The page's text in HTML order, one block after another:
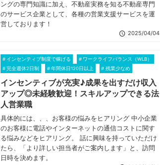
ングの専門知識に加え、不動産実務を知る不動産専門
のサービス企業として、各種の営業支援サービスを運
営しております！
2025/04/04
インセンティブ制度で稼げる
ワークライフバランス（WLB）
完全週休2日制
年間休日120日以上 残業少なめ
インセンティブが充実♪成果を出すだけ収入
アップ◎未経験歓迎！スキルアップできる法
人営業職
具体的には、、、お客様の悩みをヒアリング 中小企業
のお客様に電話やインターネットの通信コストに関す
る悩みなどをヒアリング。 話に興味を持っていただけ
たら、「より詳しい担当者がご案内します」と、訪問
日時を決めます。